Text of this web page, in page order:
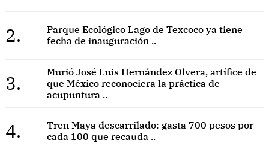
2.
Parque Ecológico Lago de Texcoco ya tiene
fecha de inauguración ..
3.
Murió José Luis Hernández Olvera, artífice de
que México reconociera la práctica de
acupuntura ..
4.
Tren Maya descarrilado: gasta 700 pesos por
cada 100 que recauda ..